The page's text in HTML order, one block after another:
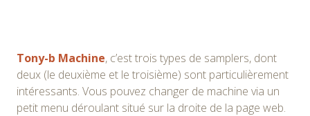
Tony-b Machine, c’est trois types de samplers, dont
deux (le deuxième et le troisième) sont particulièrement
intéressants. Vous pouvez changer de machine via un
petit menu déroulant situé sur la droite de la page web.